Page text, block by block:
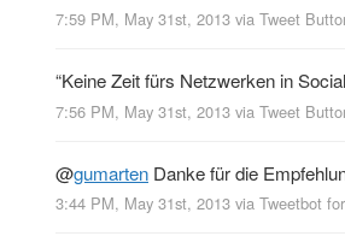
7:59 PM, May 31st, 2013 via Tweet
“Keine Zeit fürs Netzwerken in
7:56 PM, May 31st, 2013 via Tweet
@gumarten Danke für die
3:44 PM, May 31st, 2013 via Tweetbot